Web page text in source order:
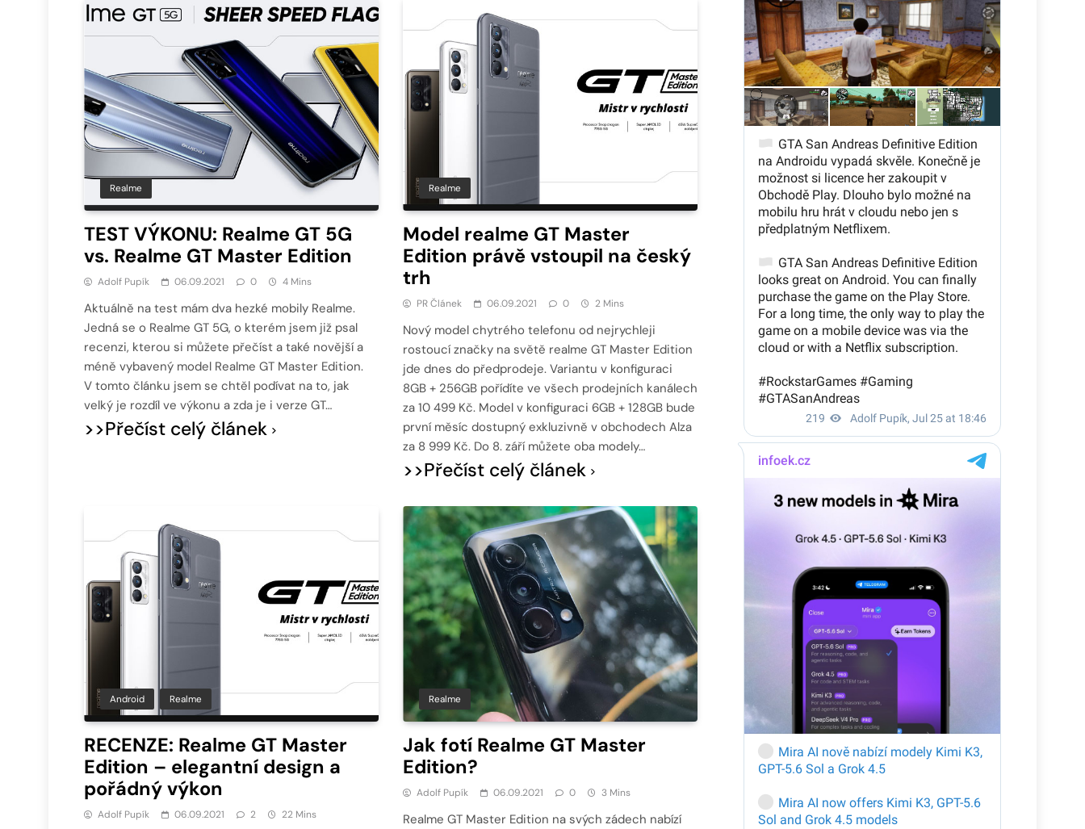
Realme
TEST VÝKONU: Realme GT 5G
vs. Realme GT Master Edition
Adolf Pupík 06.09.2021 0 4 Mins
Aktuálně na test mám dva hezké mobily Realme.
Jedná se o Realme GT 5G, o kterém jsem již psal
recenzi, kterou si můžete přečíst a také novější a
méně vybavený model Realme GT Master Edition.
V tomto článku jsem se chtěl podívat na to, jak
velký je rozdíl ve výkonu a zda je i verze GT…
>>Přečíst celý článek
Realme
Model realme GT Master
Edition právě vstoupil na český
trh
PR Článek 06.09.2021 0 2 Mins
Nový model chytrého telefonu od nejrychleji
rostoucí značky na světě realme GT Master Edition
jde dnes do předprodeje. Variantu v konfiguraci
8GB + 256GB pořídíte ve všech prodejních kanálech
za 10 499 Kč. Model v konfiguraci 6GB + 128GB bude
první měsíc dostupný exkluzivně v obchodech Alza
za 8 999 Kč. Do 8. září můžete oba modely…
>>Přečíst celý článek
Android Realme
RECENZE: Realme GT Master
Edition – elegantní design a
pořádný výkon
Adolf Pupík 06.09.2021 2 22 Mins
Realme
Jak fotí Realme GT Master
Edition?
Adolf Pupík 06.09.2021 0 3 Mins
Realme GT Master Edition na svých zádech nabízí